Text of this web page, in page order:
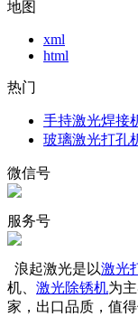
地图
xml
html
热门
手持激光焊接
玻璃激光打孔
微信号
服务号
浪起激光是以激光
机、 激光除锈机为
家，出口品质，值